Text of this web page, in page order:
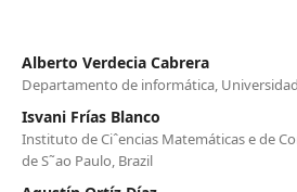
Alberto Verdecia Cabrera
Departamento de informática,
Isvani Frías Blanco
Instituto de Ciˆencias Matemáticas e de
de S˜ao Paulo, Brazil